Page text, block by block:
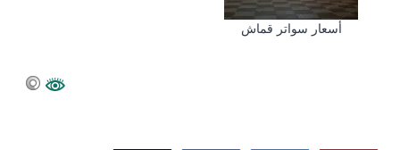
أسعار سواتر قماش